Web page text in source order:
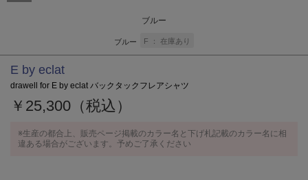
ブルー
ブルー F 在庫あり
E by eclat
drawell for E by eclat バックタックフレアシャツ
￥25,300（税込）
※生産の都合上、販売ページ掲載のカラー名と下げ札記載のカラー名に相
違ある場合がございます。予めご了承ください